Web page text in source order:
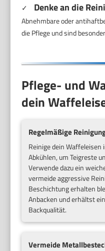
✓ Denke an die
Abnehmbare oder
die Pflege und sind
Pflege- und
dein
Regelmäßige
Reinige dein
Abkühlen, um Teigreste
Verwende dazu ein
vermeide aggressive
Beschichtung erhalten
Anbacken und erhältst
Backqualität.
Vermeide